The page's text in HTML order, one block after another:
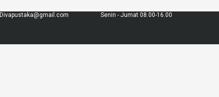
Divapustaka@gmail.com Senin - Jumat 08.00-16.00